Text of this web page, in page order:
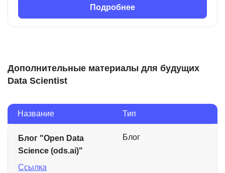
Подробнее
Дополнительные материалы для будущих
Data Scientist
Название Тип
Блог "Open Data
Science (ods.ai)"
Ссылка
Блог